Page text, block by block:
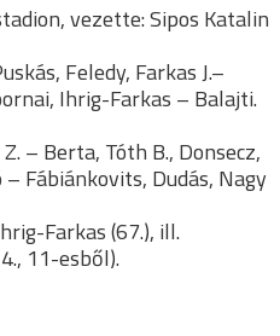
vezette: Sipos Katalin
Feledy, Farkas J.–
Ihrig-Farkas – Balajti.
– Berta, Tóth B., Donsecz,
Fábiánkovits, Dudás, Nagy
Farkas (67.), ill.
11-esből).